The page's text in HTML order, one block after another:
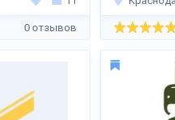
0 отзывов